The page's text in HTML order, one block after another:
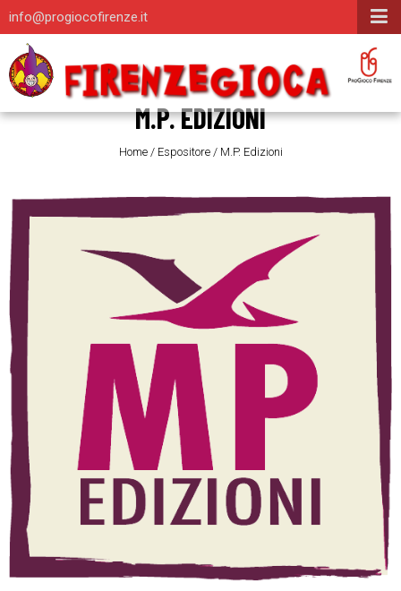
info@progiocofirenze.it
M.P. EDIZIONI
Home/ Espositore/ M.P. Edizioni